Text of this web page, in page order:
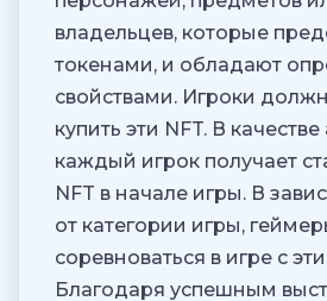
владельцев, которые
токенами, и обладают
свойствами. Игроки
купить эти NFT. В
каждый игрок получает
NFT в начале игры. В
от категории игры,
соревноваться в игре с
Благодаря успешным